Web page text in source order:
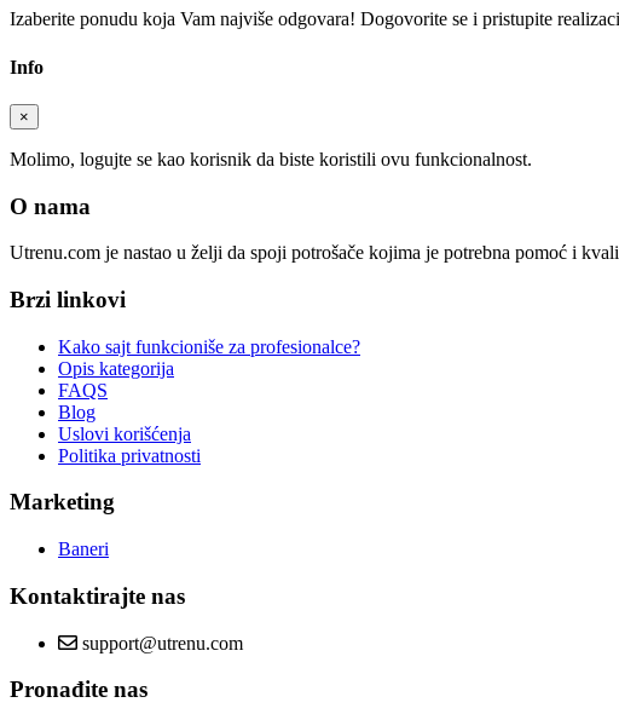
Izaberite ponudu koja Vam najviše odgovara! Dogovorite se i pristupite
Info
×
Molimo, logujte se kao korisnik da biste koristili ovu funkcionalnost.
O nama
Utrenu.com je nastao u želji da spoji potrošače kojima je potrebna pomoć i
Brzi linkovi
Kako sajt funkcioniše za profesionalce?
Opis kategorija
FAQS
Blog
Uslovi korišćenja
Politika privatnosti
Marketing
Baneri
Kontaktirajte nas
support@utrenu.com
Pronađite nas